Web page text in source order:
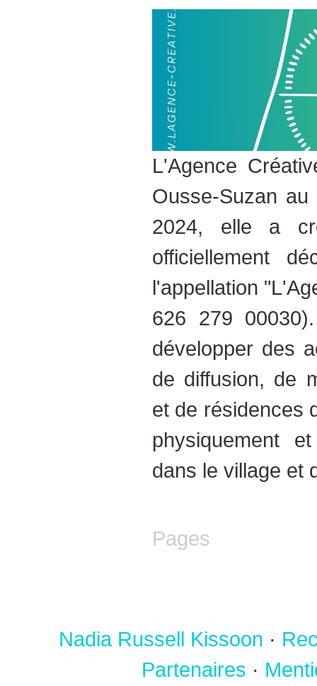
L'Agence
Ousse-Suzan
2024, elle a
officiellement
l'appellation
626 279
développer des
de diffusion, de
et de résidences
physiquement
dans le village et
Pages
Nadia Russell Kissoon ·
Partenaires ·